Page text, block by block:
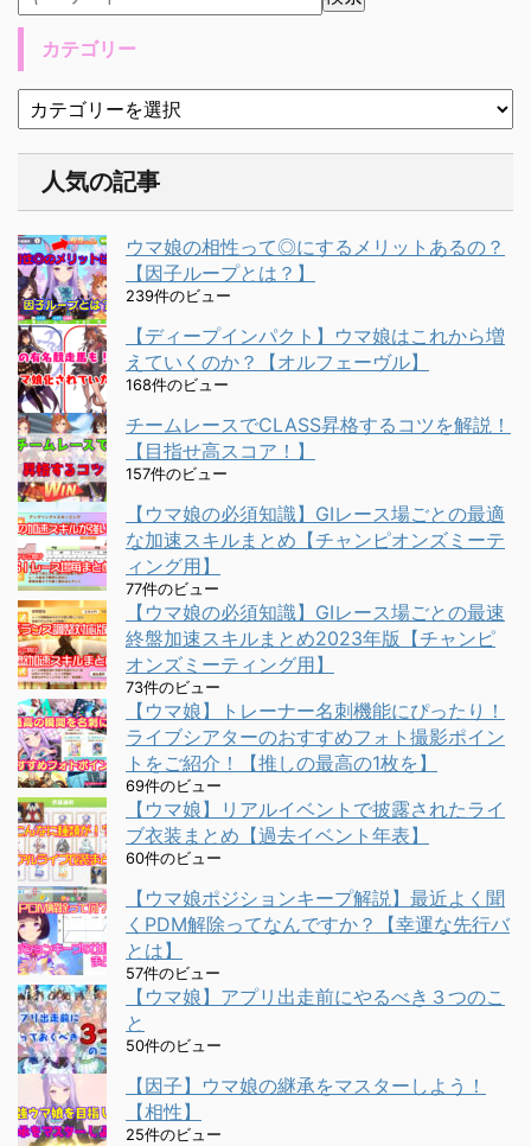
カテゴリー
人気の記事
ウマ娘の相性って◎にするメリットあるの？
【因子ループとは？】
239件のビュー
【ディープインパクト】ウマ娘はこれから増
えていくのか？【オルフェーヴル】
168件のビュー
チームレースでCLASS昇格するコツを解説！
【目指せ高スコア！】
157件のビュー
【ウマ娘の必須知識】GⅠレース場ごとの最適
な加速スキルまとめ【チャンピオンズミーテ
ィング用】
77件のビュー
【ウマ娘の必須知識】GⅠレース場ごとの最速
終盤加速スキルまとめ2023年版【チャンピ
オンズミーティング用】
73件のビュー
【ウマ娘】トレーナー名刺機能にぴったり！
ライブシアターのおすすめフォト撮影ポイン
トをご紹介！【推しの最高の1枚を】
69件のビュー
【ウマ娘】リアルイベントで披露されたライ
ブ衣装まとめ【過去イベント年表】
60件のビュー
【ウマ娘ポジションキープ解説】最近よく聞
くPDM解除ってなんですか？【幸運な先行バ
とは】
57件のビュー
【ウマ娘】アプリ出走前にやるべき３つのこ
と
50件のビュー
【因子】ウマ娘の継承をマスターしよう！
【相性】
25件のビュー